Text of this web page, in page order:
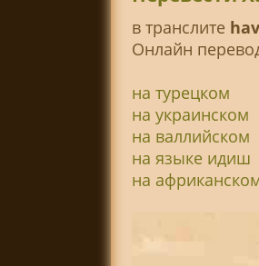
в транслитe
Онлайн
на турецком
на украинском
на валлийском
на языке идиш
на